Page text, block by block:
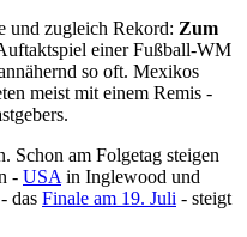
und zugleich Rekord: Zum
einer Fußball-WM
so oft. Mexikos
meist mit einem Remis -
Schon am Folgetag steigen
- USAin Inglewood und
das Finale am 19. Juli - steigt